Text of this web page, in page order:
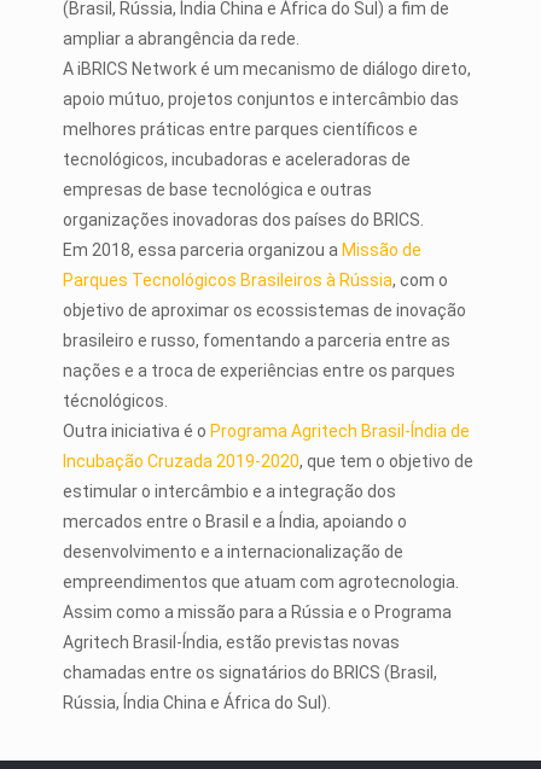
(Brasil, Rússia, Índia China e África do Sul) a fim de
ampliar a abrangência da rede.
A iBRICS Network é um mecanismo de diálogo direto,
apoio mútuo, projetos conjuntos e intercâmbio das
melhores práticas entre parques científicos e
tecnológicos, incubadoras e aceleradoras de
empresas de base tecnológica e outras
organizações inovadoras dos países do BRICS.
Em 2018, essa parceria organizou a Missão de
Parques Tecnológicos Brasileiros à Rússia, com o
objetivo de aproximar os ecossistemas de inovação
brasileiro e russo, fomentando a parceria entre as
nações e a troca de experiências entre os parques
técnológicos.
Outra iniciativa é o Programa Agritech Brasil-Índia de
Incubação Cruzada 2019-2020, que tem o objetivo de
estimular o intercâmbio e a integração dos
mercados entre o Brasil e a Índia, apoiando o
desenvolvimento e a internacionalização de
empreendimentos que atuam com agrotecnologia.
Assim como a missão para a Rússia e o Programa
Agritech Brasil-Índia, estão previstas novas
chamadas entre os signatários do BRICS (Brasil,
Rússia, Índia China e África do Sul).